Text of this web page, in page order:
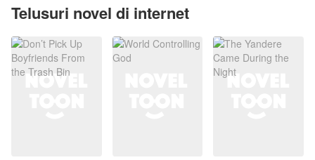
Telusuri novel di internet